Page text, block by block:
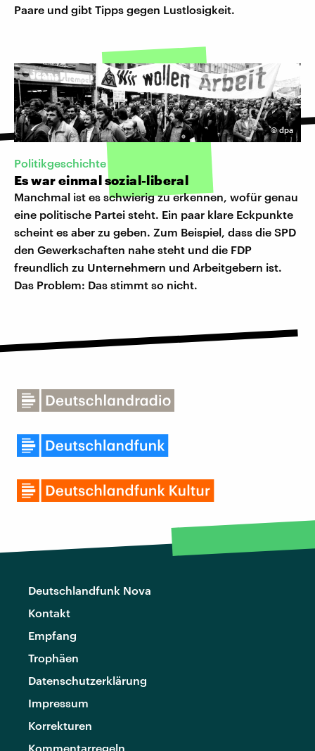
Paare und gibt Tipps gegen Lustlosigkeit.
©dpa
Politikgeschichte
Es war einmal sozial-liberal
Manchmal ist es schwierig zu erkennen, wofür genau
eine politische Partei steht. Ein paar klare Eckpunkte
scheint es aber zu geben. Zum Beispiel, dass die SPD
den Gewerkschaften nahe steht und die FDP
freundlich zu Unternehmern und Arbeitgebern ist.
Das Problem: Das stimmt so nicht.
Deutschlandfunk Nova
Kontakt
Empfang
Trophäen
Datenschutzerklärung
Impressum
Korrekturen
Kommentarregeln